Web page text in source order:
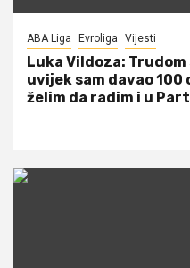
ABA Liga Evroliga Vijesti
Luka Vildoza:
uvijek sam davao
želim da radim i u